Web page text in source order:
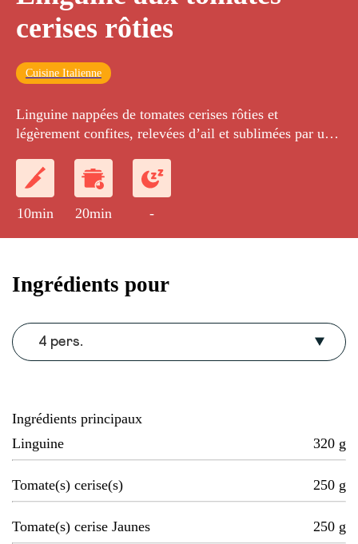
cerises rôties
Cuisine Italienne
Linguine nappées de tomates cerises rôties et
légèrement confites, relevées d’ail et sublimées par un
une touche végétale élégante.
10min 20min -
Ingrédients pour
4 pers.
Ingrédients principaux
Linguine
320 g
Tomate(s) cerise(s) 250 g
Tomate(s) cerise Jaunes 250 g